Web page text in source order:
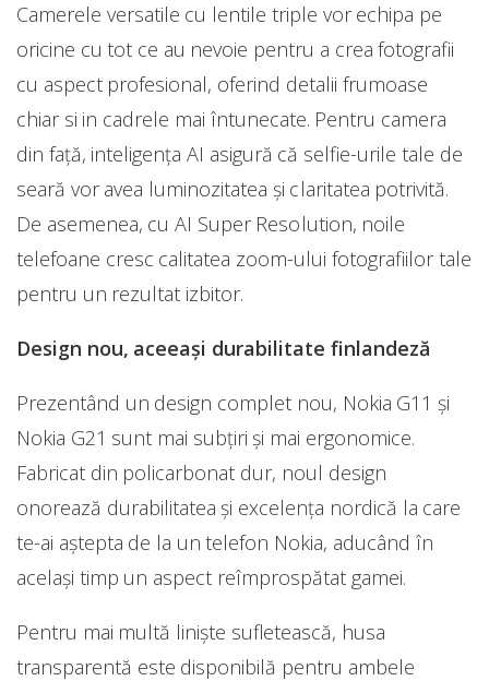
Camerele versatile cu lentile triple vor echipa pe
oricine cu tot ce au nevoie pentru a crea fotografii
cu aspect profesional, oferind detalii frumoase
chiar si in cadrele mai întunecate. Pentru camera
din față, inteligența AI asigură că selfie-urile tale de
seară vor avea luminozitatea și claritatea potrivită.
De asemenea, cu AI Super Resolution, noile
telefoane cresc calitatea zoom-ului fotografiilor tale
pentru un rezultat izbitor.
Design nou, aceeași durabilitate finlandeză
Prezentând un design complet nou, Nokia G11 și
Nokia G21 sunt mai subțiri și mai ergonomice.
Fabricat din policarbonat dur, noul design
onorează durabilitatea și excelența nordică la care
te-ai aștepta de la un telefon Nokia, aducând în
același timp un aspect reîmprospătat gamei.
Pentru mai multă liniște sufletească, husa
transparentă este disponibilă pentru ambele